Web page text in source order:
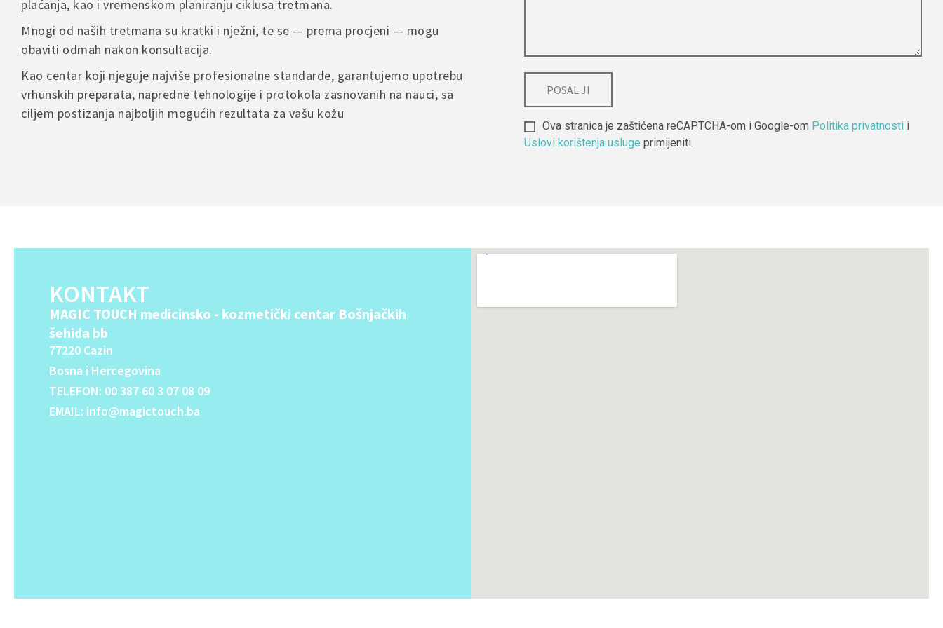
comment.
A
l
t
e
plaćanja, kao i vremenskom planiranju ciklusa tretmana.
Mnogi od naših tretmana su kratki i nježni, te se — prema procjeni — mogu
obaviti odmah nakon konsultacija.
Kao centar koji njeguje najviše profesionalne standarde, garantujemo upotrebu
vrhunskih preparata, napredne tehnologije i protokola zasnovanih na nauci, sa
ciljem postizanja najboljih mogućih rezultata za vašu kožu
Ova stranica je zaštićena reCAPTCHA-om i Google-om Politika privatnosti i
Uslovi korištenja usluge primijeniti.
KONTAKT
MAGIC TOUCH medicinsko - kozmetički centar Bošnjačkih
šehida bb
77220 Cazin
Bosna i Hercegovina
TELEFON: 00 387 60 3 07 08 09
EMAIL: info@magictouch.ba